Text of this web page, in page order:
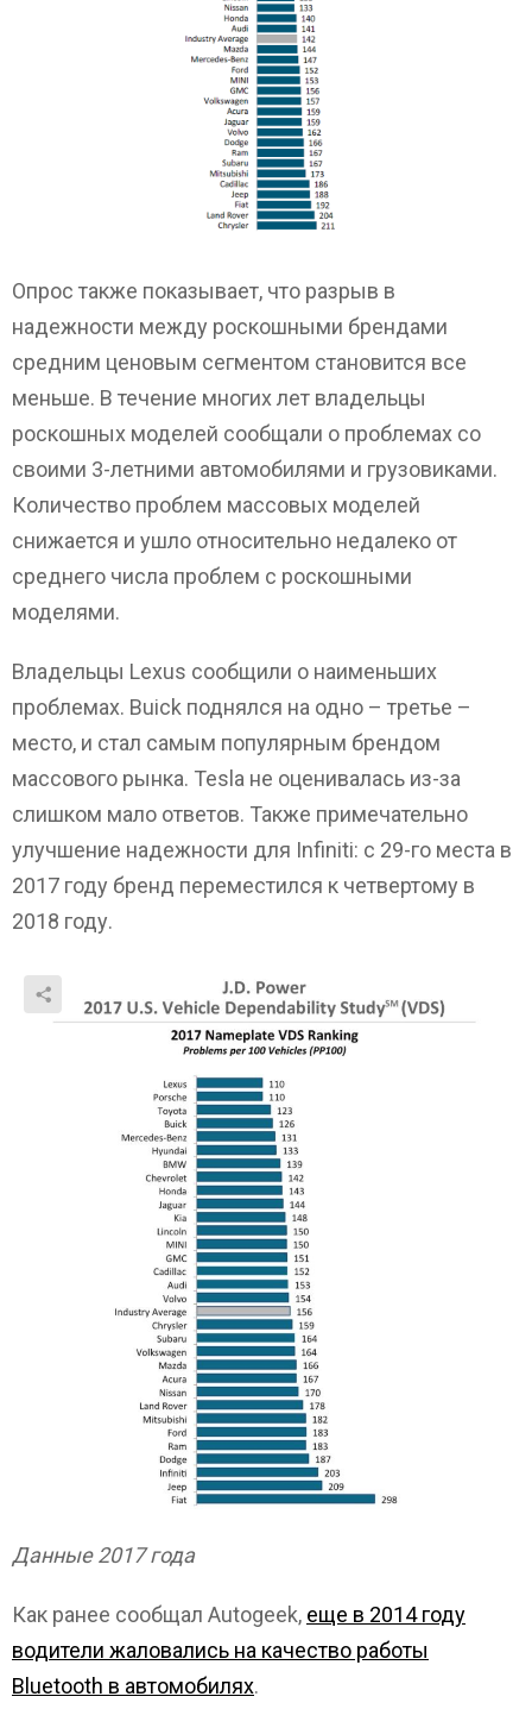
Опрос также показывает, что разрыв в
надежности между роскошными брендами
средним ценовым сегментом становится все
меньше. В течение многих лет владельцы
роскошных моделей сообщали о проблемах со
своими 3-летними автомобилями и грузовиками.
Количество проблем массовых моделей
снижается и ушло относительно недалеко от
среднего числа проблем с роскошными
моделями.
Владельцы Lexus сообщили о наименьших
проблемах. Buick поднялся на одно – третье –
место, и стал самым популярным брендом
массового рынка. Tesla не оценивалась из-за
слишком мало ответов. Также примечательно
улучшение надежности для Infiniti: с 29-го места в
2017 году бренд переместился к четвертому в
2018 году.
Данные 2017 года
Как ранее сообщал Autogeek, еще в 2014 году
водители жаловались на качество работы
Bluetooth в автомобилях.